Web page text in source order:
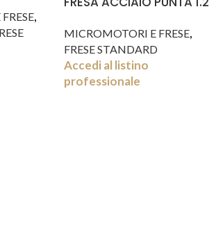
,
MICROMOTORI E FRESE,
FRESE STANDARD
Accedi al listino
professionale